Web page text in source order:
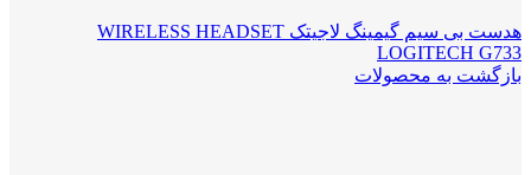
هدست بی سیم گیمینگ لاجیتک WIRELESS HEADSET
LOGITECH G733
بازگشت به محصولات